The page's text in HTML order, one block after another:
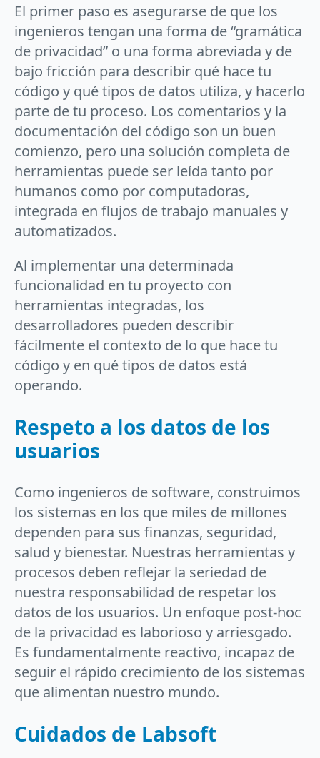
El primer paso es asegurarse de que los
ingenieros tengan una forma de “gramática
de privacidad” o una forma abreviada y de
bajo fricción para describir qué hace tu
código y qué tipos de datos utiliza, y hacerlo
parte de tu proceso. Los comentarios y la
documentación del código son un buen
comienzo, pero una solución completa de
herramientas puede ser leída tanto por
humanos como por computadoras,
integrada en flujos de trabajo manuales y
automatizados.
Al implementar una determinada
funcionalidad en tu proyecto con
herramientas integradas, los
desarrolladores pueden describir
fácilmente el contexto de lo que hace tu
código y en qué tipos de datos está
operando.
Respeto a los datos de los
usuarios
Como ingenieros de software, construimos
los sistemas en los que miles de millones
dependen para sus finanzas, seguridad,
salud y bienestar. Nuestras herramientas y
procesos deben reflejar la seriedad de
nuestra responsabilidad de respetar los
datos de los usuarios. Un enfoque post-hoc
de la privacidad es laborioso y arriesgado.
Es fundamentalmente reactivo, incapaz de
seguir el rápido crecimiento de los sistemas
que alimentan nuestro mundo.
Cuidados de Labsoft